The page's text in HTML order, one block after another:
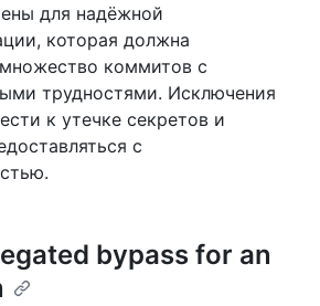
для надёжной
которая должна
коммитов с
трудностями. Исключения
к утечке секретов и
с
bypass for an